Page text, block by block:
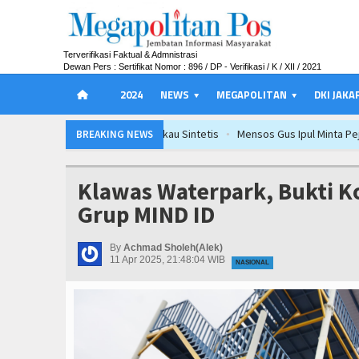
Terverifikasi Faktual & Admnistrasi
Dewan Pers : Sertifikat Nomor : 896 / DP - Verifikasi / K / XII / 2021
2024 NEWS MEGAPOLITAN DKI
BREAKING NEWS Mensos Gus Ipul Minta Pejabat Baru
Mensos Gus Ipul Minta Pejabat Baru
Ateng Sutisna dan Viking Majalengka
Mensos Gus Ipul Minta Pejabat Baru
Ateng Sutisna dan Viking Majalengka
Klawas Waterpark, Bukti
Grup MIND ID
By Achmad Sholeh(Alek)
11 Apr 2025, 21:48:04 WIB
NASIONAL